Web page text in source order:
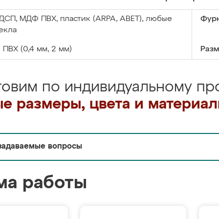
МДФ ПВХ, пластик (ARPA, ABET), любые
ПВХ (0,4 мм, 2 мм)
по индивидуальному
размеры, цвета и
вопросы
работы